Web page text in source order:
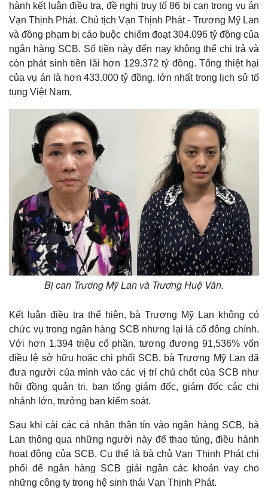
Thế giới
Quan sát
Cuộc sống đó đây
Hồ sơ
Multimedia
Video
Ảnh
E-Magazine
Infographic
hành kết luận điều tra, đề nghị truy tố 86 bị can trong vụ án
Vạn Thịnh Phát. Chủ tịch Vạn Thịnh Phát - Trương Mỹ Lan
và đồng phạm bị cáo buộc chiếm đoạt 304.096 tỷ đồng của
ngân hàng SCB. Số tiền này đến nay không thể chi trả và
còn phát sinh tiền lãi hơn 129.372 tỷ đồng. Tổng thiệt hại
của vụ án là hơn 433.000 tỷ đồng, lớn nhất trong lịch sử tố
tụng Việt Nam.
Bị can Trương Mỹ Lan và Trương Huệ Vân.
Kết luận điều tra thể hiện, bà Trương Mỹ Lan không có
chức vụ trong ngân hàng SCB nhưng lại là cổ đông chính.
Với hơn 1.394 triệu cổ phần, tương đương 91,536% vốn
điều lệ sở hữu hoặc chi phối SCB, bà Trương Mỹ Lan đã
đưa người của mình vào các vị trí chủ chốt của SCB như
hội đồng quản trị, ban tổng giám đốc, giám đốc các chi
nhánh lớn, trưởng ban kiểm soát.
Sau khi cài các cá nhân thân tín vào ngân hàng SCB, bà
Lan thông qua những người này để thao túng, điều hành
hoạt động của SCB. Cụ thể là bà chủ Vạn Thịnh Phát chi
phối để ngân hàng SCB giải ngân các khoản vay cho
những công ty trong hệ sinh thái Vạn Thịnh Phát.